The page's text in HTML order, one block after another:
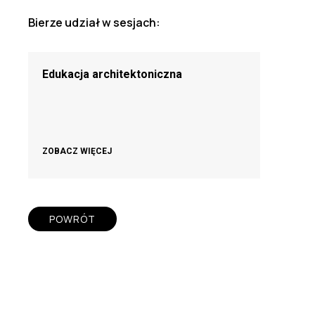
Bierze udział w sesjach:
Edukacja architektoniczna
ZOBACZ WIĘCEJ
POWRÓT